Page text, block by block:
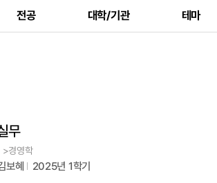
전공 대학/기관 테마
무
>경영학
보혜 2025년 1학기